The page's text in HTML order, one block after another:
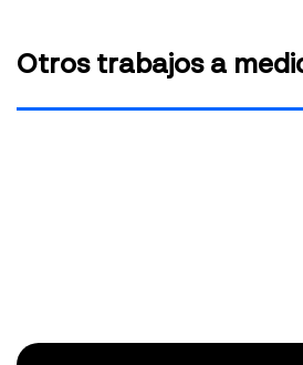
Otros trabajos a